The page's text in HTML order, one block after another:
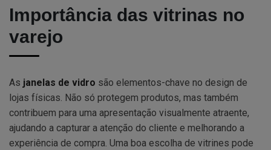
Importância das vitrinas no
varejo
As janelas de vidro são elementos-chave no design de
lojas físicas. Não só protegem produtos, mas também
contribuem para uma apresentação visualmente atraente,
ajudando a capturar a atenção do cliente e melhorando a
experiência de compra. Uma boa escolha de vitrines pode